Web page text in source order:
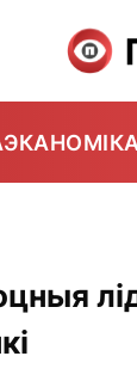
ЭКАНОМІКА